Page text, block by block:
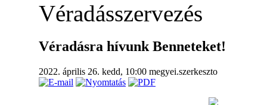
Véradásszervezés
Véradásra hívunk Benneteket!
2022. április 26. kedd, 10:00 megyei.szerkeszto